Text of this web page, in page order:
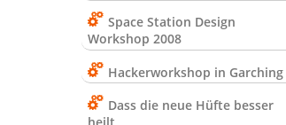
Space Station Design
Workshop 2008
Hackerworkshop in Garching
Dass die neue Hüfte besser